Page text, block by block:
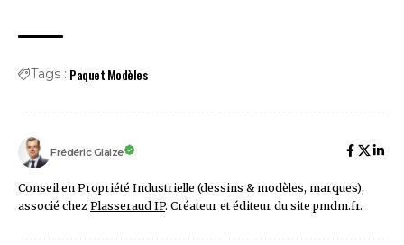
Tags : Paquet Modèles
Frédéric Glaize
Conseil en Propriété Industrielle (dessins & modèles, marques),
associé chez Plasseraud IP. Créateur et éditeur du site pmdm.fr.